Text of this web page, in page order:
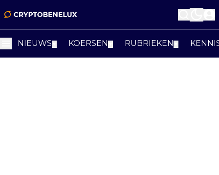
NIEUWS KOERSEN RUBRIEKEN